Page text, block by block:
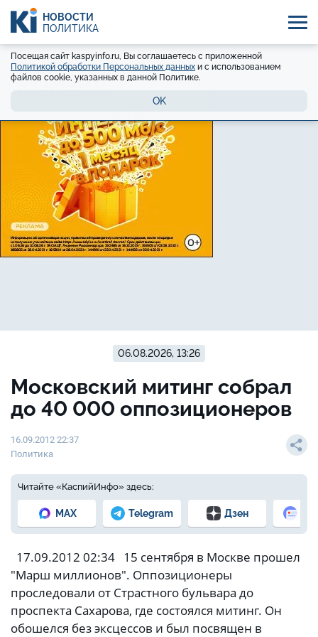
НОВОСТИ
ПОЛИТИКА
Посещая сайт kaspyinfo.ru, Вы соглашаетесь с приложенной
Политикой обработки Персональных данных и с использованием
файлов cookie, указанных в данной Политике.
OK
06.08.2026, 13:26
Московский митинг собрал
до 40 000 оппозиционеров
16.09.2012 22:37
Политика
Читайте «КаспийИнфо» здесь:
MAX Telegram Дзен
17.09.2012 02:34 15 сентября в Москве прошел
"Марш миллионов". Оппозиционеры
проследовали от Страстного бульвара до
проспекта Сахарова, где состоялся митинг. Он
обошелся без эксцессов и был посвящен в